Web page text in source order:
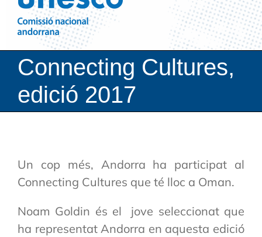
Connecting Cultures,
edició 2017
Un cop més, Andorra ha participat al
Connecting Cultures que té lloc a Oman.
Noam Goldin és el jove seleccionat que
ha representat Andorra en aquesta edició